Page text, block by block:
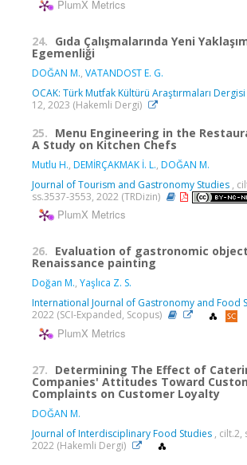
PlumX Metrics
24. Gıda Çalışmalarında Yeni
Egemenliği
DOĞAN M., VATANDOST E. G.
OCAK: Türk Mutfak Kültürü Araştırmaları Dergisi
12, 2023 (Hakemli Dergi)
25. Menu Engineering in the
A Study on Kitchen Chefs
Mutlu H., DEMİRÇAKMAK İ. L., DOĞAN M.
Journal of Tourism and Gastronomy Studies ,
ss.3537-3553, 2022 (TRDizin)
PlumX Metrics
26. Evaluation of gastronomic
Renaissance painting
Doğan M., Yaşlıca Z. S.
International Journal of Gastronomy and Food
2022 (SCI-Expanded, Scopus)
PlumX Metrics
27. Determining The Effect of
Companies' Attitudes Toward
Complaints on Customer Loyalty
DOĞAN M.
Journal of Interdisciplinary Food Studies , cilt.2,
2022 (Hakemli Dergi)